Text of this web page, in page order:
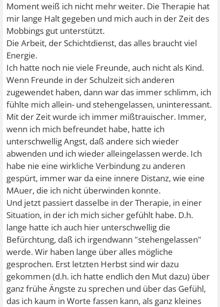
Moment weiß ich nicht mehr weiter. Die Therapie hat
mir lange Halt gegeben und mich auch in der Zeit des
Mobbings gut unterstützt.
Die Arbeit, der Schichtdienst, das alles braucht viel
Energie.
Ich hatte noch nie viele Freunde, auch nicht als Kind.
Wenn Freunde in der Schulzeit sich anderen
zugewendet haben, dann war das immer schlimm, ich
fühlte mich allein- und stehengelassen, uninteressant.
Mit der Zeit wurde ich immer mißtrauischer. Immer,
wenn ich mich befreundet habe, hatte ich
unterschwellig Angst, daß andere sich wieder
abwenden und ich wieder alleingelassen werde. Ich
habe nie eine wirkliche Verbindung zu anderen
gespürt, immer war da eine innere Distanz, wie eine
MAuer, die ich nicht überwinden konnte.
Und jetzt passiert dasselbe in der Therapie, in einer
Situation, in der ich mich sicher gefühlt habe. D.h.
lange hatte ich auch hier unterschwellig die
Befürchtung, daß ich irgendwann "stehengelassen"
werde. Wir haben lange über alles mögliche
gesprochen. Erst letzten Herbst sind wir dazu
gekommen (d.h. ich hatte endlich den Mut dazu) über
ganz frühe Ängste zu sprechen und über das Gefühl,
das ich kaum in Worte fassen kann, als ganz kleines